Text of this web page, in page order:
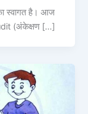
स्वागत है। आज
(अंकेक्षण […]